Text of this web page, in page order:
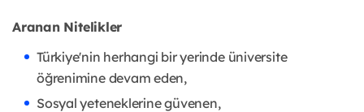
Aranan Nitelikler
Türkiye'nin herhangi bir yerinde üniversite
öğrenimine devam eden,
Sosyal yeteneklerine güvenen,